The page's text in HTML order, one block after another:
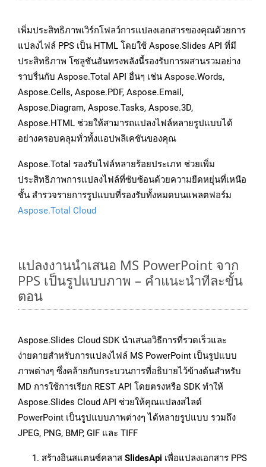
เพิ่มประสิทธิภาพเวิร์กโฟลว์การแปลงเอกสารของคุณด้วยการ
แปลงไฟล์ PPS เป็น HTML โดยใช้ Aspose.Slides API ที่มี
ประสิทธิภาพ โซลูชันอันทรงพลังนี้รองรับการผสานรวมอย่าง
ราบรื่นกับ Aspose.Total API อื่นๆ เช่น Aspose.Words,
Aspose.Cells, Aspose.PDF, Aspose.Email,
Aspose.Diagram, Aspose.Tasks, Aspose.3D,
Aspose.HTML ช่วยให้สามารถแปลงไฟล์หลายรูปแบบได้
อย่างครอบคลุมทั่วทั้งแอปพลิเคชันของคุณ
Aspose.Total รองรับไฟล์หลายร้อยประเภท ช่วยเพิ่ม
ประสิทธิภาพการแปลงไฟล์ที่ซับซ้อนด้วยความยืดหยุ่นที่เหนือ
ชั้น สำรวจรายการรูปแบบที่รองรับทั้งหมดบนแพลตฟอร์ม
Aspose.Total Cloud
แปลงงานนำเสนอ MS PowerPoint จาก
PPS เป็นรูปแบบภาพ – คำแนะนำทีละขั้น
ตอน
Aspose.Slides Cloud SDK นำเสนอวิธีการที่รวดเร็วและ
ง่ายดายสำหรับการแปลงไฟล์ MS PowerPoint เป็นรูปแบบ
ภาพต่างๆ ซึ่งคล้ายกับกระบวนการที่อธิบายไว้ข้างต้นสำหรับ
MD การใช้การเรียก REST API โดยตรงหรือ SDK ทำให้
Aspose.Slides Cloud API ช่วยให้คุณแปลงสไลด์
PowerPoint เป็นรูปแบบภาพต่างๆ ได้หลายรูปแบบ รวมถึง
JPEG, PNG, BMP, GIF และ TIFF
สร้างอินสแตนซ์คลาส SlidesApi เพื่อแปลงเอกสาร PPS